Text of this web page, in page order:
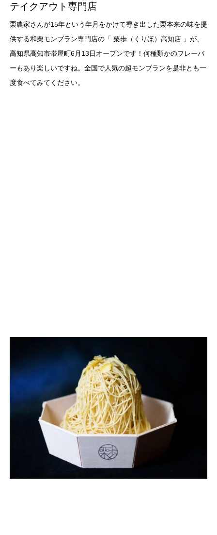
テイクアウト専門店
栗農家さんが15年という年月をかけて導き出した栗本来の味を提
供する和栗モンブラン専門店の「 栗歩（くりほ）高知店 」が、
高知県高知市帯屋町6月13日オープンです！何種類かのフレーバ
ーもあり楽しいですね。全国で人気の超モンブランを是非とも一
度食べてみてください。